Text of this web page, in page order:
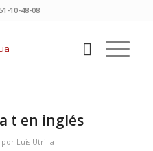
10-48-08
t en inglés
por Luis Utrilla